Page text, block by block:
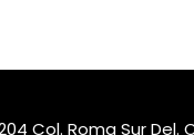
Col. Roma Sur